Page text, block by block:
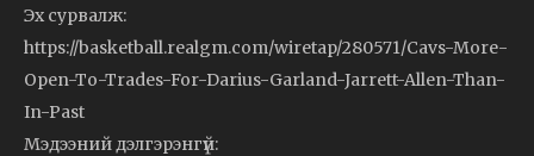
Эх сурвалж:
https://basketball.realgm.com/wiretap/280571/Cavs-More-
Open-To-Trades-For-Darius-Garland-Jarrett-Allen-Than-
In-Past
Мэдээний дэлгэрэнгүй: